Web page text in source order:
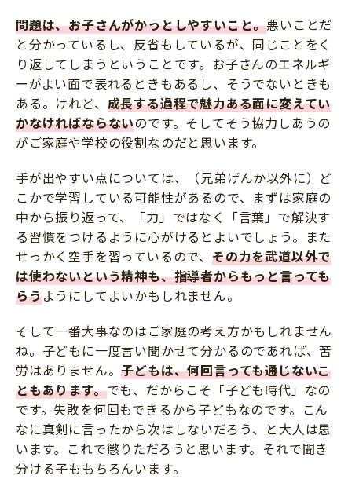
問題は、お子さんがかっとしやすいこと。悪いことだ
と分かっているし、反省もしているが、同じことをく
り返してしまうということです。お子さんのエネルギ
ーがよい面で表れるときもあるし、そうでないときも
ある。けれど、 成長する過程で魅力ある面に変えてい
かなければならないのです。そしてそう協力しあうの
がご家庭や学校の役割なのだと思います。
手が出やすい点については、（兄弟げんか以外に）ど
こかで学習している可能性があるので、まずは家庭の
中から振り返って、「力」ではなく「言葉」で解決す
る習慣をつけるように心がけるとよいでしょう。また
せっかく空手を習っているので、 その力を武道以外で
は使わないという精神も、指導者からもっと言っても
らうようにしてよいかもしれません。
そして一番大事なのはご家庭の考え方かもしれません
ね。子どもに一度言い聞かせて分かるのであれば、苦
労はありません。子どもは、何回言っても通じないこ
ともあります。でも、だからこそ「子ども時代」なの
です。失敗を何回もできるから子どもなのです。こん
なに真剣に言ったから次はしないだろう、と大人は思
います。これで懲りただろうと思います。それで聞き
分ける子ももちろんいます。